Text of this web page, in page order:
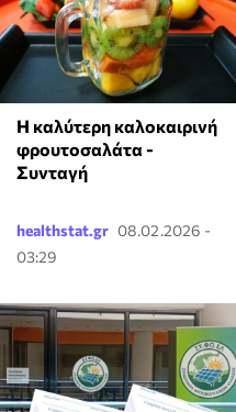
Η καλύτερη καλοκαιρινή
φρουτοσαλάτα -
Συνταγή
healthstat.gr 08.02.2026 -
03:29